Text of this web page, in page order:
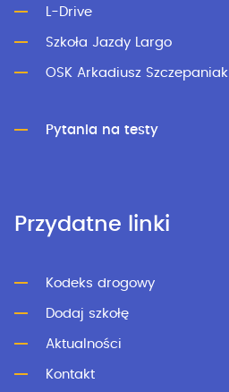
L-Drive
Szkoła Jazdy Largo
OSK Arkadiusz Szczepaniak
Pytania na testy
Przydatne linki
Kodeks drogowy
Dodaj szkołę
Aktualności
Kontakt